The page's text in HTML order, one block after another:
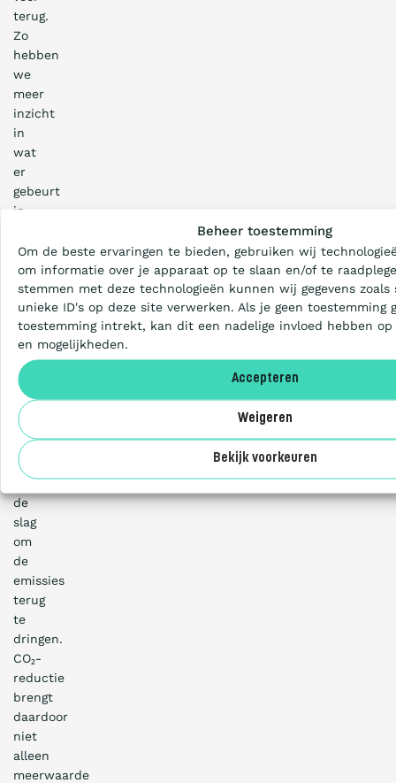
Beheer toestemming
Om de beste ervaringen te bieden, gebruiken wij
om informatie over je apparaat op te slaan en/of te
stemmen met deze technologieën kunnen wij gegevens zoals
unieke ID's op deze site verwerken. Als je geen toestemming
toestemming intrekt, kan dit een nadelige invloed hebben
en mogelijkheden.
Accepteren
Weigeren
Bekijk voorkeuren
terug.
Zo
hebben
we
meer
inzicht
in
wat
er
gebeurt
in
organisatie
op
het
gebied
van
CO₂-
uitstoot
en
kunnen
we
veel
gerichter
aan
de
slag
om
de
emissies
terug
te
dringen.
CO₂-
reductie
brengt
daardoor
niet
alleen
meerwaarde
Certificeren
Aanbesteden
Artikelen
Over ons